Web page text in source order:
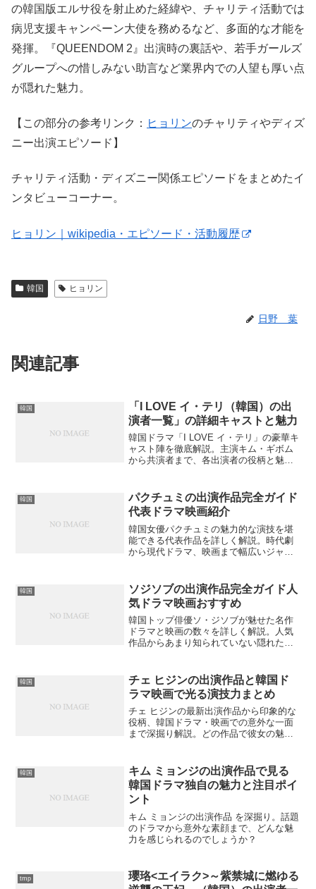
の韓国版エルサ役を射止めた経緯や、チャリティ活動では
病児支援キャンペーン大使を務めるなど、多面的な才能を
発揮。『QUEENDOM 2』出演時の裏話や、若手ガールズ
グループへの惜しみない助言など業界内での人望も厚い点
が隠れた魅力。
【この部分の参考リンク： ヒョリンのチャリティやディズ
ニー出演エピソード】
チャリティ活動・ディズニー関係エピソードをまとめたイ
ンタビューコーナー。
ヒョリン｜wikipedia・エピソード・活動履歴
韓国 ヒョリン
日野 葉
関連記事
韓国
「I LOVE イ・テリ（韓国）の出
演者一覧」の詳細キャストと魅力
韓国ドラマ「I LOVE イ・テリ」の豪華キ
ャスト陣を徹底解説。主演キム・ギボム
から共演者まで、各出演者の役柄と魅力
は？
韓国
パクチュミの出演作品完全ガイド
代表ドラマ映画紹介
韓国女優パクチュミの魅力的な演技を堪
能できる代表作品を詳しく解説。時代劇
から現代ドラマ、映画まで幅広いジャン
韓国
ソジソブの出演作品完全ガイド人
気ドラマ映画おすすめ
韓国トップ俳優ソ・ジソブが魅せた名作
ドラマと映画の数々を詳しく解説。人気
作品からあまり知られていない隠れた名
残るでしょうか？
韓国
チェ ヒジンの出演作品と韓国ド
ラマ映画で光る演技力まとめ
チェ ヒジンの最新出演作品から印象的な
役柄、韓国ドラマ・映画での意外な一面
まで深掘り解説。どの作品で彼女の魅力
韓国
キム ミョンジの出演作品で見る
韓国ドラマ独自の魅力と注目ポイ
ント
キム ミョンジの出演作品 を深掘り。話題
のドラマから意外な素顔まで、どんな魅
力を感じられるのでしょうか？
tmp
瓔珞<エイラク>～紫禁城に燃ゆる